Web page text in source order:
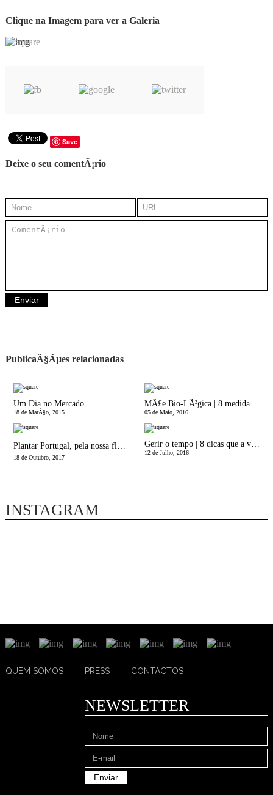
Clique na Imagem para ver a Galeria
Save
Deixe o seu comentÃ¡rio
PublicaÃ§Ãµes relacionadas
Um Dia no Mercado
18 de MarÃ§o, 2015
MÃ£e Bio-LÃ³gica | 8 medidas mais ecolÃ³gicas no nosso dia-a-dia
05 de Maio, 2016
18 de Outubro, 2017
Gerir o tempo | 8 dicas que a vÃ£o ajudar!
12 de Julho, 2016
INSTAGRAM
QUEM SOMOS PRESS CONTACTOS
NEWSLETTER